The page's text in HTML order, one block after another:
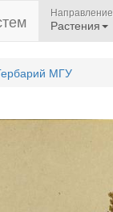
Направление
Растения
МГУ